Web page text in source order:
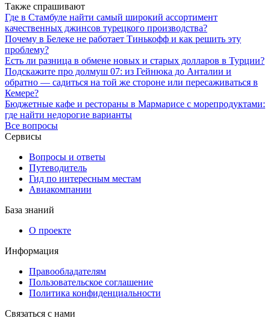
Также спрашивают
Где в Стамбуле найти самый широкий ассортимент
качественных джинсов турецкого производства?
Почему в Белеке не работает Тинькофф и как решить эту
проблему?
Есть ли разница в обмене новых и старых долларов в Турции?
Подскажите про долмуш 07: из Гейнюка до Анталии и
обратно — садиться на той же стороне или пересаживаться в
Кемере?
Бюджетные кафе и рестораны в Мармарисе с морепродуктами:
где найти недорогие варианты
Все вопросы
Сервисы
Вопросы и ответы
Путеводитель
Гид по интересным местам
Авиакомпании
База знаний
О проекте
Информация
Правообладателям
Пользовательское соглашение
Политика конфиденциальности
Связаться с нами